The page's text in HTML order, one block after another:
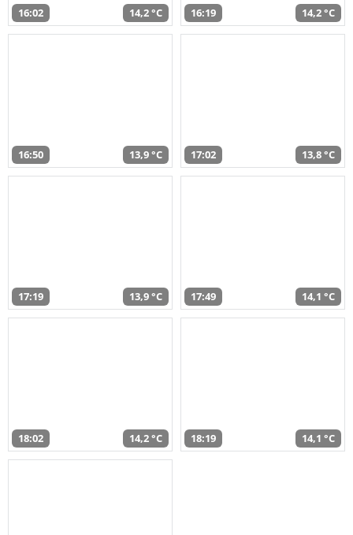
16:02 14,2 °C 16:19 14,2 °C
16:50 13,9 °C 17:02 13,8 °C
17:19 13,9 °C 17:49 14,1 °C
18:02 14,2 °C 18:19 14,1 °C